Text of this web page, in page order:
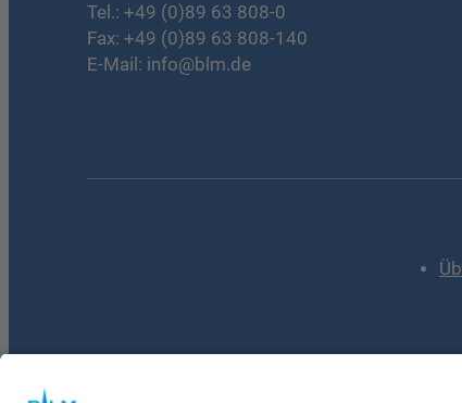
Tel.: +49 (0)89 63 808-0
Fax: +49 (0)89 63 808-140
E-Mail: info@blm.de